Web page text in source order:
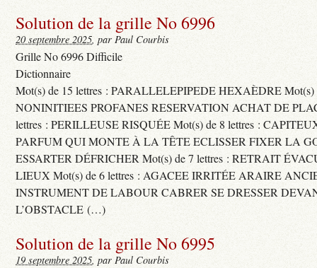
Solution de la grille No 6996
20 septembre 2025, par Paul Courbis
Grille No 6996 Difficile
Dictionnaire
Mot(s) de 15 lettres : PARALLELEPIPEDE HEXAÈDRE Mot(s)
NONINITIEES PROFANES RESERVATION ACHAT DE
lettres : PERILLEUSE RISQUÉE Mot(s) de 8 lettres :
PARFUM QUI MONTE À LA TÊTE ECLISSER FIXER LA
ESSARTER DÉFRICHER Mot(s) de 7 lettres : RETRAIT
LIEUX Mot(s) de 6 lettres : AGACEE IRRITÉE ARAIRE
INSTRUMENT DE LABOUR CABRER SE DRESSER
L’OBSTACLE (…)
Solution de la grille No 6995
19 septembre 2025, par Paul Courbis